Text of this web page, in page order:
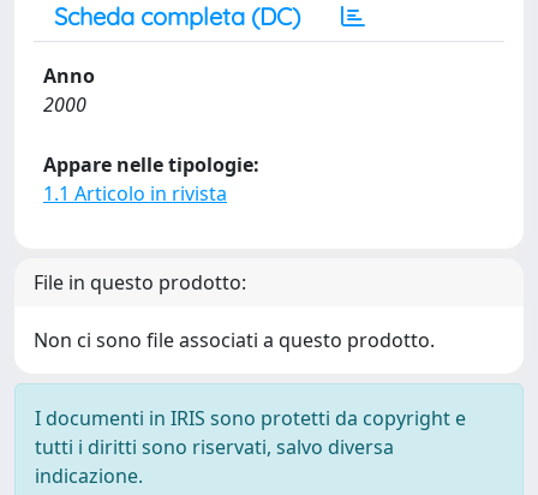
Scheda completa (DC)
Anno
2000
Appare nelle tipologie:
1.1 Articolo in rivista
File in questo prodotto:
Non ci sono file associati a questo prodotto.
I documenti in IRIS sono protetti da copyright e
tutti i diritti sono riservati, salvo diversa
indicazione.